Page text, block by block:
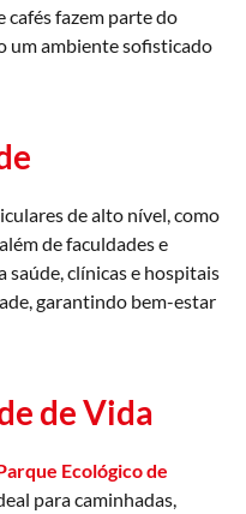
cafés fazem parte do
um ambiente sofisticado
de alto nível, como
, além de faculdades e
saúde, clínicas e hospitais
garantindo bem-estar
de Vida
Ecológico de
para caminhadas,